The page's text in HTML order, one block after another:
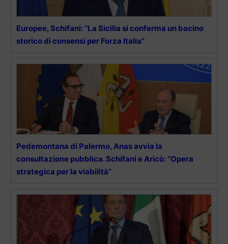
Europee, Schifani: “La Sicilia si conferma un bacino
storico di consensi per Forza Italia”
Pedemontana di Palermo, Anas avvia la
consultazione pubblica. Schifani e Aricò: “Opera
strategica per la viabilità”